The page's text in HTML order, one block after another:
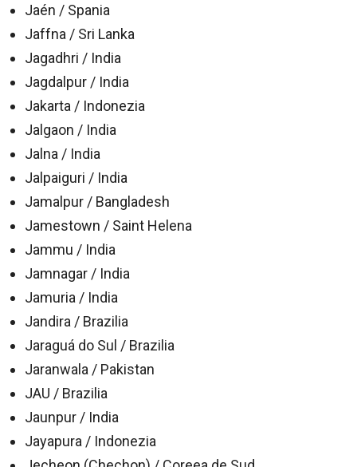
Jaén / Spania
Jaffna / Sri Lanka
Jagadhri / India
Jagdalpur / India
Jakarta / Indonezia
Jalgaon / India
Jalna / India
Jalpaiguri / India
Jamalpur / Bangladesh
Jamestown / Saint Helena
Jammu / India
Jamnagar / India
Jamuria / India
Jandira / Brazilia
Jaraguá do Sul / Brazilia
Jaranwala / Pakistan
JAU / Brazilia
Jaunpur / India
Jayapura / Indonezia